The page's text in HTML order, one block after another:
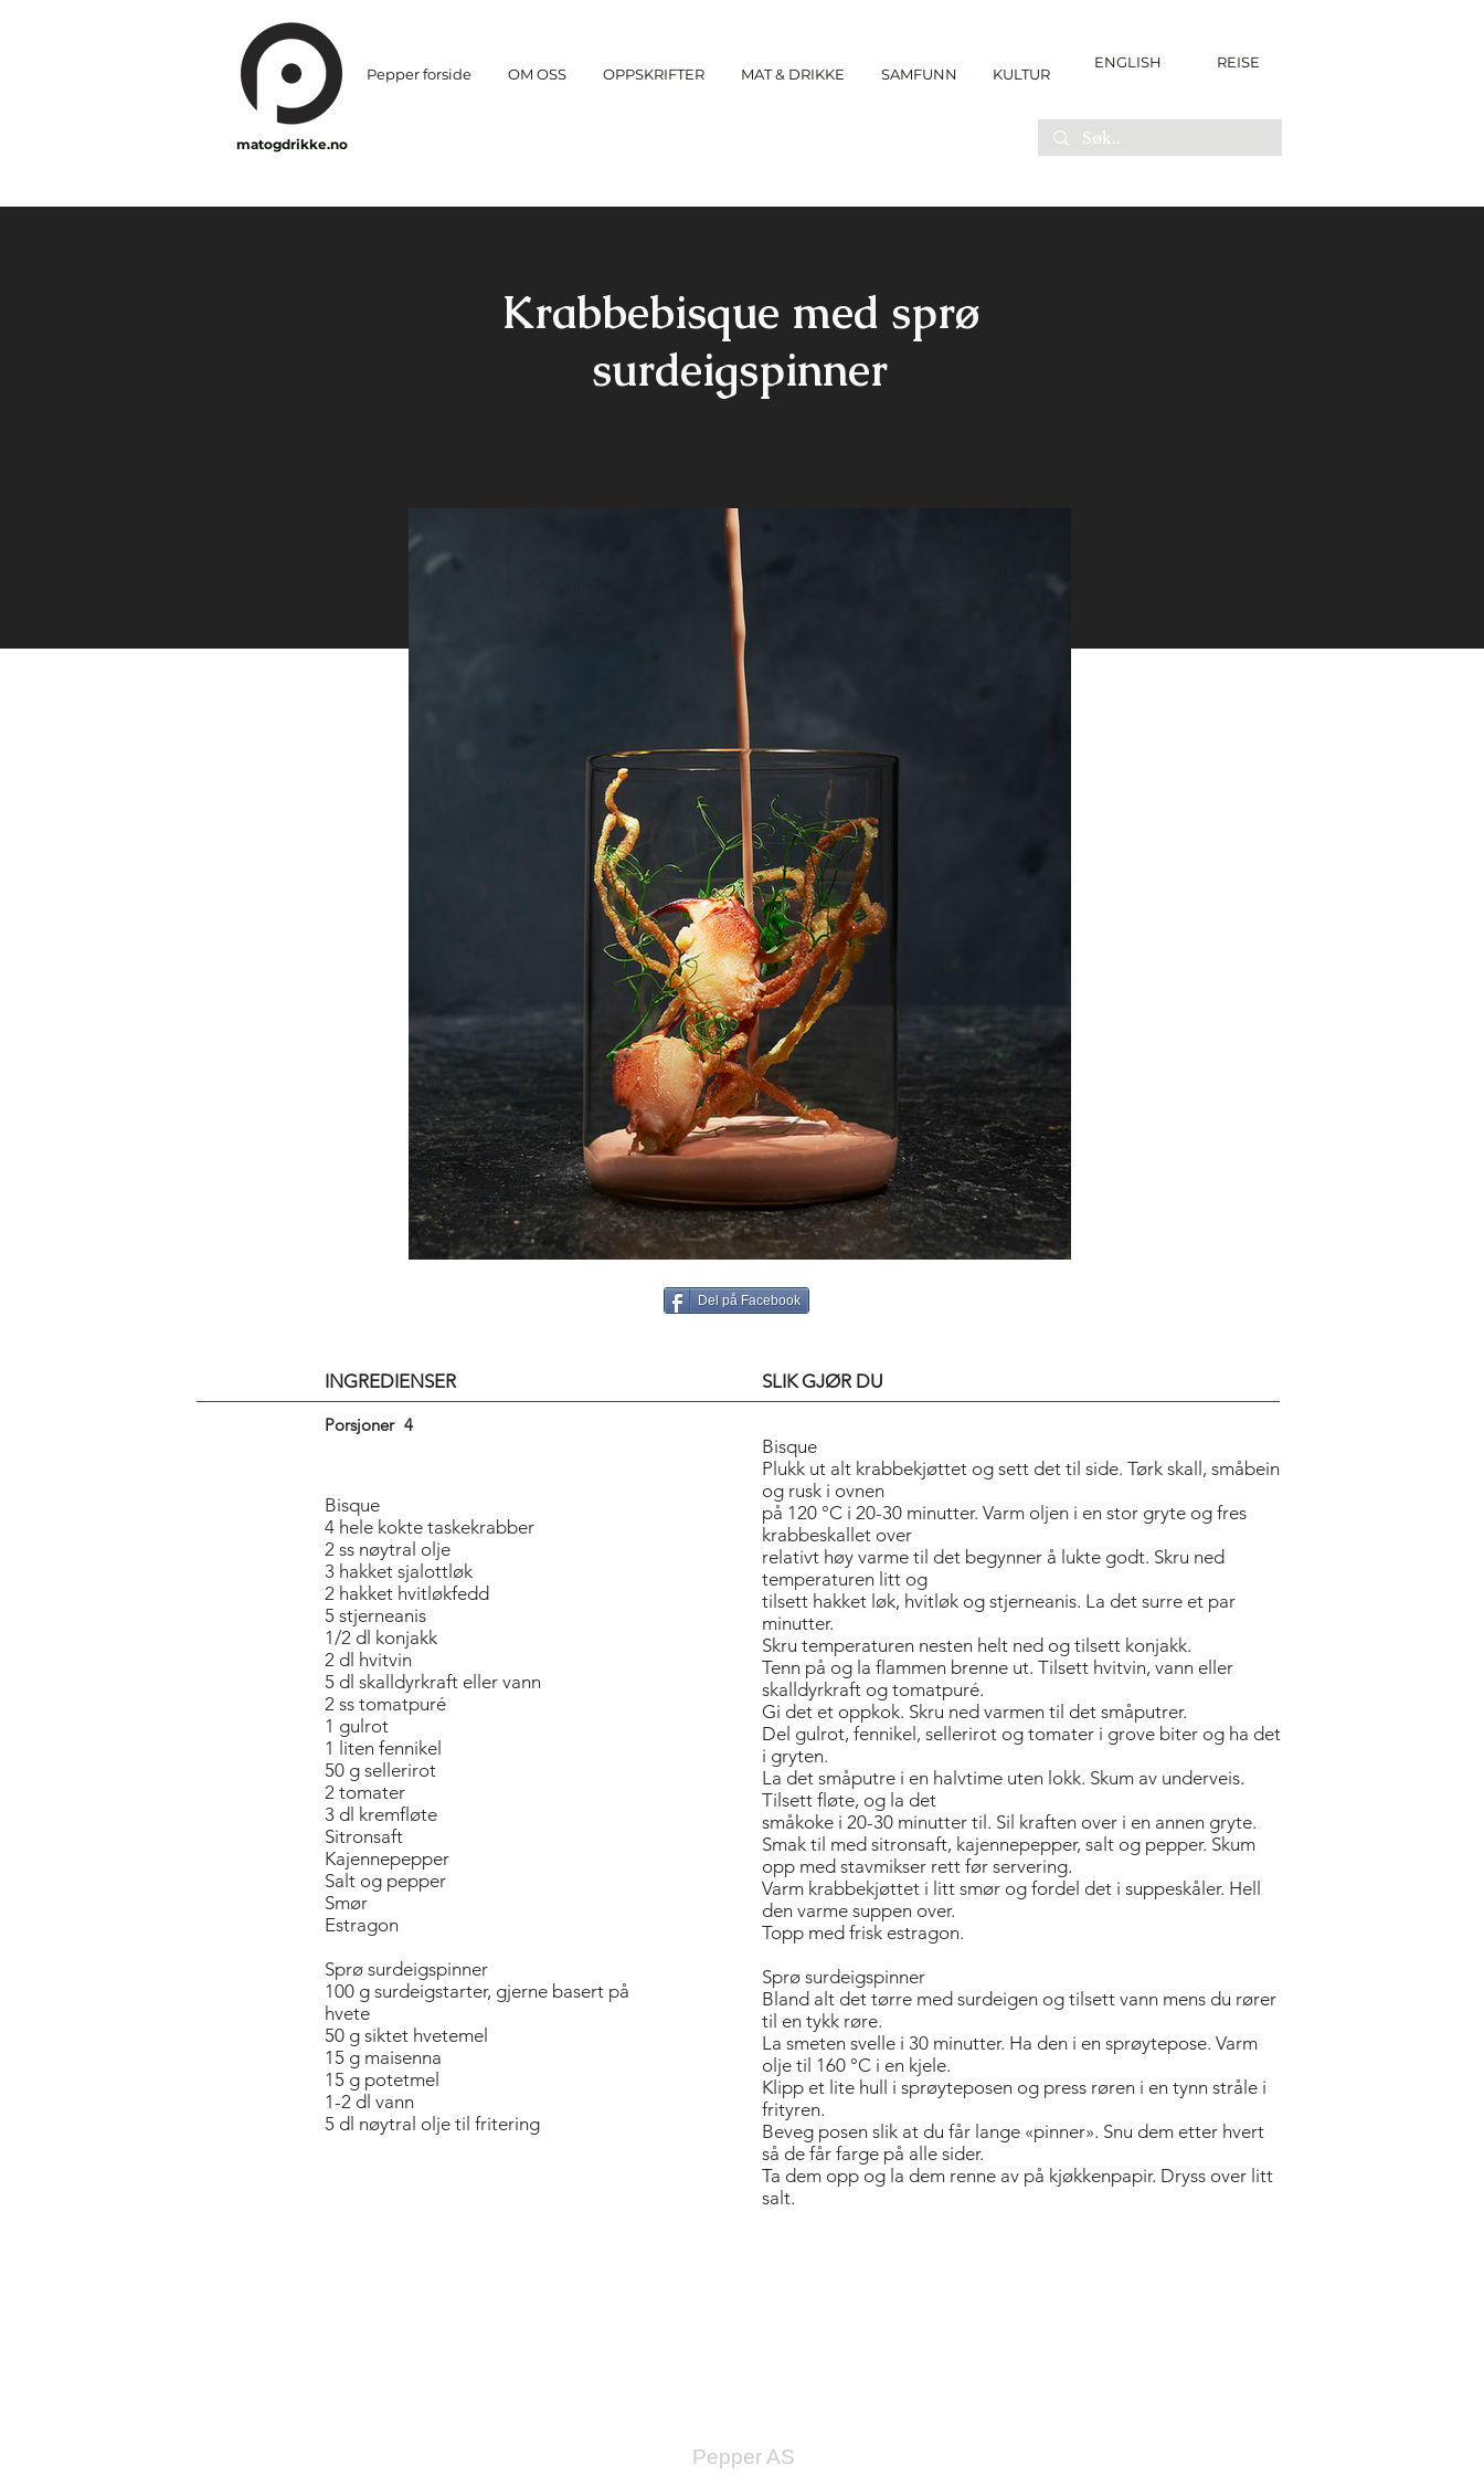
Pepper forside OM OSS OPPSKRIFTER MAT & DRIKKE SAMFUNN KULTUR
ENGLISH REISE
matogdrikke.no
Krabbebisque med sprø
surdeigspinner
Del på Facebook
INGREDIENSER SLIK GJØR DU
Porsjoner 4
Bisque
4 hele kokte taskekrabber
2 ss nøytral olje
3 hakket sjalottløk
2 hakket hvitløkfedd
5 stjerneanis
1/2 dl konjakk
2 dl hvitvin
5 dl skalldyrkraft eller vann
2 ss tomatpuré
1 gulrot
1 liten fennikel
50 g sellerirot
2 tomater
3 dl kremfløte
Sitronsaft
Kajennepepper
Salt og pepper
Smør
Estragon
Sprø surdeigspinner
100 g surdeigstarter, gjerne basert på
hvete
50 g siktet hvetemel
15 g maisenna
15 g potetmel
1-2 dl vann
5 dl nøytral olje til fritering
Bisque
Plukk ut alt krabbekjøttet og sett det til side. Tørk skall, småbein
og rusk i ovnen
på 120 °C i 20-30 minutter. Varm oljen i en stor gryte og fres
krabbeskallet over
relativt høy varme til det begynner å lukte godt. Skru ned
temperaturen litt og
tilsett hakket løk, hvitløk og stjerneanis. La det surre et par
minutter.
Skru temperaturen nesten helt ned og tilsett konjakk.
Tenn på og la flammen brenne ut. Tilsett hvitvin, vann eller
skalldyrkraft og tomatpuré.
Gi det et oppkok. Skru ned varmen til det småputrer.
Del gulrot, fennikel, sellerirot og tomater i grove biter og ha det
i gryten.
La det småputre i en halvtime uten lokk. Skum av underveis.
Tilsett fløte, og la det
småkoke i 20-30 minutter til. Sil kraften over i en annen gryte.
Smak til med sitronsaft, kajenne­pepper, salt og pepper. Skum
opp med stavmikser rett før servering.
Varm krabbekjøttet i litt smør og fordel det i suppeskåler. Hell
den varme suppen over.
Topp med frisk estragon.
Sprø surdeigspinner
Bland alt det tørre med surdeigen og tilsett vann mens du rører
til en tykk røre.
La smeten svelle i 30 minutter. Ha den i en sprøytepose. Varm
olje til 160 °C i en kjele.
Klipp et lite hull i sprøyteposen og press røren i en tynn stråle i
frityren.
Beveg posen slik at du får lange «pinner». Snu dem etter hvert
så de får farge på alle sider.
Ta dem opp og la dem renne av på kjøkkenpapir. Dryss over litt
salt.
Pepper AS